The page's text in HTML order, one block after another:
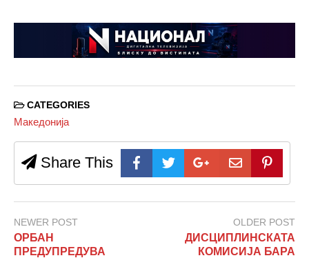
CATEGORIES
Македонија
Share This
NEWER POST
ОРБАН
ПРЕДУПРЕДУВА
OLDER POST
ДИСЦИПЛИНСКАТА
КОМИСИЈА БАРА